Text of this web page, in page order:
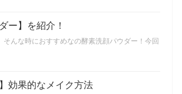
ー】を紹介！
んな時におすすめなの酵素洗顔パウダー！今回
効果的なメイク方法